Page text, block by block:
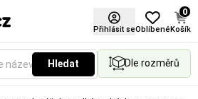
Přihlásit seOblíbené
0
Košík
Hledat Dle rozměrů
tloušťku materiálu v
nebo materiálu v milimetrech.